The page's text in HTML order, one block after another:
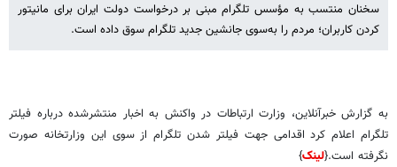
سخنان منتسب به مؤسس تلگرام مبنی بر درخواست دولت ایران برای مانیتور
کردن کاربران؛ مردم را به‌سوی جانشین جدید تلگرام سوق داده است.
به گزارش خبرآنلاین، وزارت ارتباطات در واکنش به اخبار منتشرشده درباره فیلتر
تلگرام اعلام کرد اقدامی جهت فیلتر شدن تلگرام از سوی این وزارتخانه صورت
نگرفته است.{لینک}